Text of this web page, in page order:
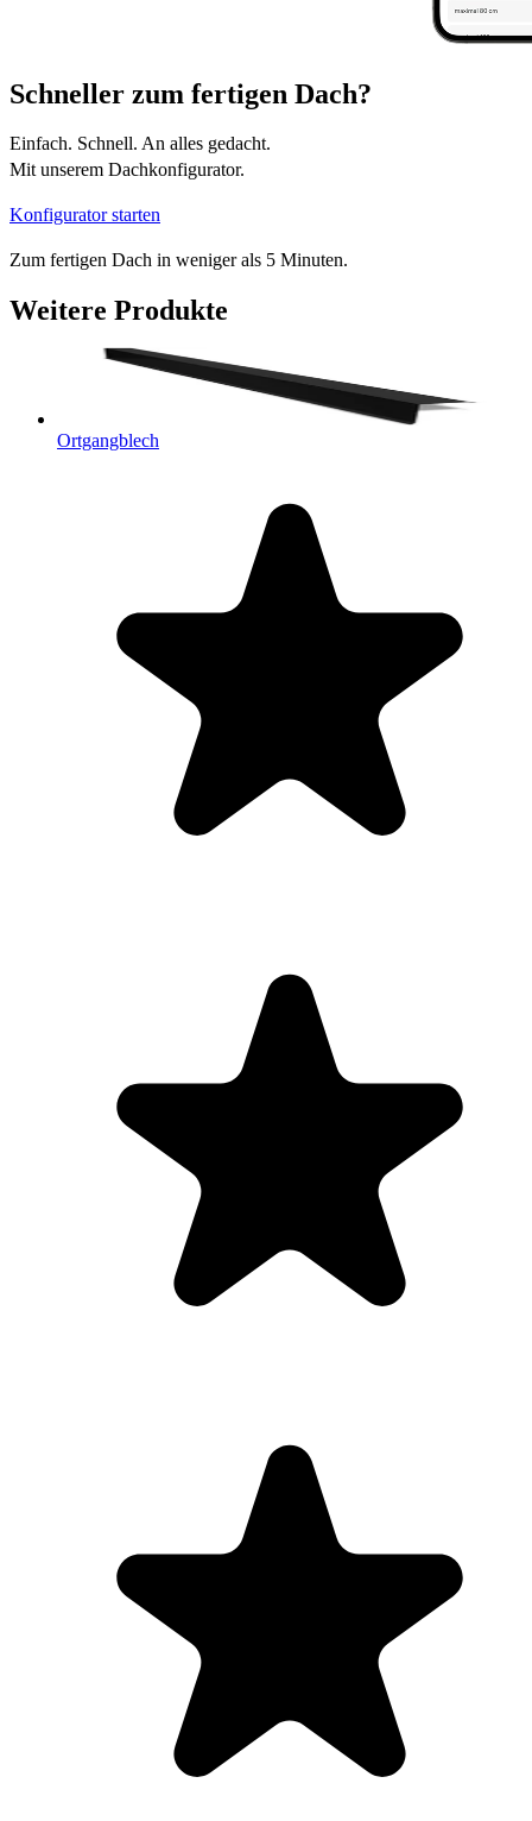
Schneller zum fertigen Dach?
Einfach. Schnell. An alles gedacht.
Mit unserem Dachkonfigurator.
Konfigurator starten
Zum fertigen Dach in weniger als 5 Minuten.
Weitere Produkte
Ortgangblech